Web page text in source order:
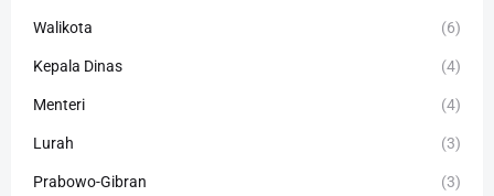
Walikota (6)
Kepala Dinas (4)
Menteri (4)
Lurah (3)
Prabowo-Gibran (3)